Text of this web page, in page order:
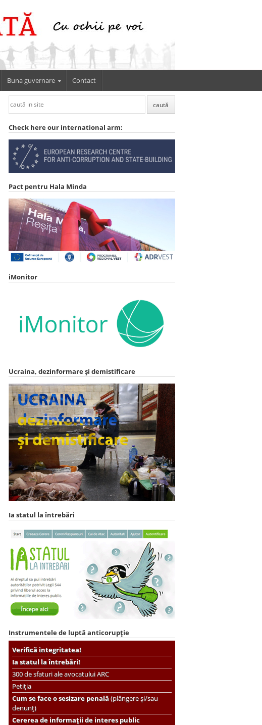
Buna guvernare Contact
Check here our international arm:
Pact pentru Hala Minda
iMonitor
Ucraina, dezinformare și demistificare
Ia statul la întrebări
Instrumentele de luptă anticorupție
Verifică integritatea!
Ia statul la întrebări!
300 de sfaturi ale avocatului ARC
Petiția
Cum se face o sesizare penală(plângere și/sau
denunț)
Cererea de informații de interes public